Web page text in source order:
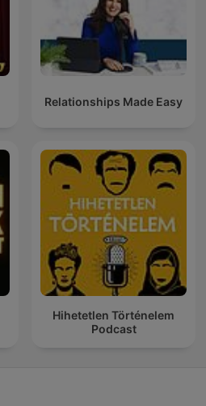
Relationships Made Easy
Hihetetlen Történelem
Podcast